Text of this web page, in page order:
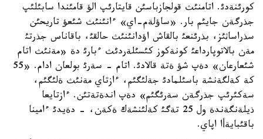
كورئنةدئ. اتامنئث قولجازباسئن قايتارئپ الؤ قامئندا سابئلئپ
جذرگةن جايئم بار. «ساؤلةم-اي» ءانئنئث شئعؤ تاريحئن
سذراساثئز، بذرئنعئ بالقاش اؤدانئنئث حالقئ، باقاناس جذرتئ
مةن بالاتوپارداعئ كونةكوز كئسئلةردئث ءبارئ دة «مةنئث اتام
شئعارعان» دةپ شؤ ةتة قالادئ. اتام - سةرئ بولعان ادام. «55
كة كةلگةنشة باسئلمادئ جةلئگئم، ءازتاي مةنئث ةلئگئم،
سةكئرئپ جذرگةن سةرئگئم» دةپ اندةتةتئن. ءازتايعا
ذيلةنگةندة ول 25 تةگئ كةلئنشةك ةكةن، - دةيدئ ءامينا
باقئبايةأا اپاي.